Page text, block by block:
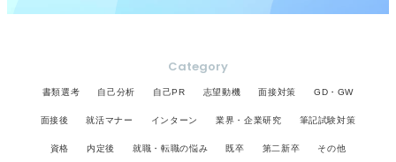
Category
書類選考 自己分析 自己PR 志望動機 面接対策 GD・GW
面接後 就活マナー インターン 業界・企業研究 筆記試験対策
資格 内定後 就職・転職の悩み 既卒 第二新卒 その他